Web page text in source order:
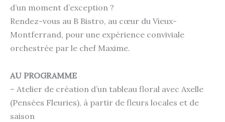
d’un moment d’exception ?
Rendez-vous au B Bistro, au cœur du Vieux-
Montferrand, pour une expérience conviviale
orchestrée par le chef Maxime.
AU PROGRAMME
– Atelier de création d’un tableau floral avec Axelle
(Pensées Fleuries), à partir de fleurs locales et de
saison